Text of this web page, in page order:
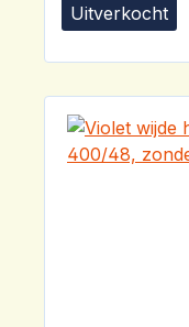
Uitverkocht